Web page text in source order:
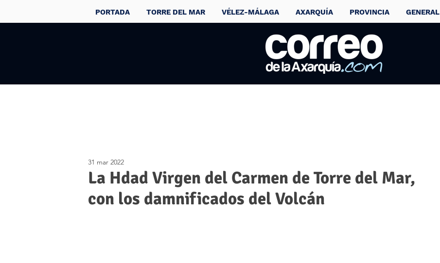
PORTADA TORRE DEL MAR VÉLEZ-MÁLAGA AXARQUÍA PROVINCIA GENERAL
La Hdad Virgen del Carmen de Torre del Mar,
con los damnificados del Volcán
31 mar 2022